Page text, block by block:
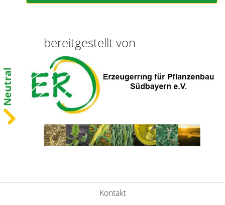
Neutral
bereitgestellt von
Kontakt